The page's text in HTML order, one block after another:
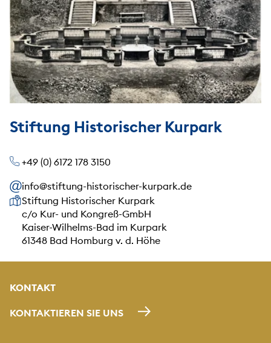
Stiftung Historischer Kurpark
+49 (0) 6172 178 3150
info@stiftung-historischer-kurpark.de
Unsere Anschrift
Stiftung Historischer Kurpark
c/o Kur- und Kongreß-GmbH
Kaiser-Wilhelms-Bad im Kurpark
61348 Bad Homburg v. d. Höhe
KONTAKT
KONTAKTIEREN SIE UNS